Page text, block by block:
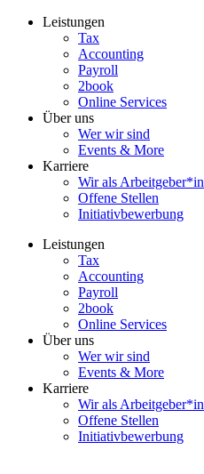
Zum
Leistungen
Tax
Accounting
Payroll
2book
Online Services
Über uns
Wer wir sind
Events & More
Karriere
Wir als Arbeitgeber*in
Offene Stellen
Initiativbewerbung
Leistungen
Tax
Accounting
Payroll
2book
Online Services
Über uns
Wer wir sind
Events & More
Karriere
Wir als Arbeitgeber*in
Offene Stellen
Initiativbewerbung